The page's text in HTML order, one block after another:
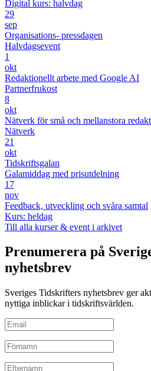
Digital kurs: halvdag
29
sep
Organisations- pressdagen
Halvdagsevent
1
okt
Redaktionellt arbete med Google AI
Partnerfrukost
8
okt
Nätverk för små och mellanstora
Nätverk
21
okt
Tidskriftsgalan
Galamiddag med prisutdelning
17
nov
Feedback, utveckling och svåra samtal
Kurs: heldag
Till alla kurser & event i arkivet
Prenumerera på
nyhetsbrev
Sveriges Tidskrifters nyhetsbrev ger
nyttiga inblickar i tidskriftsvärlden.